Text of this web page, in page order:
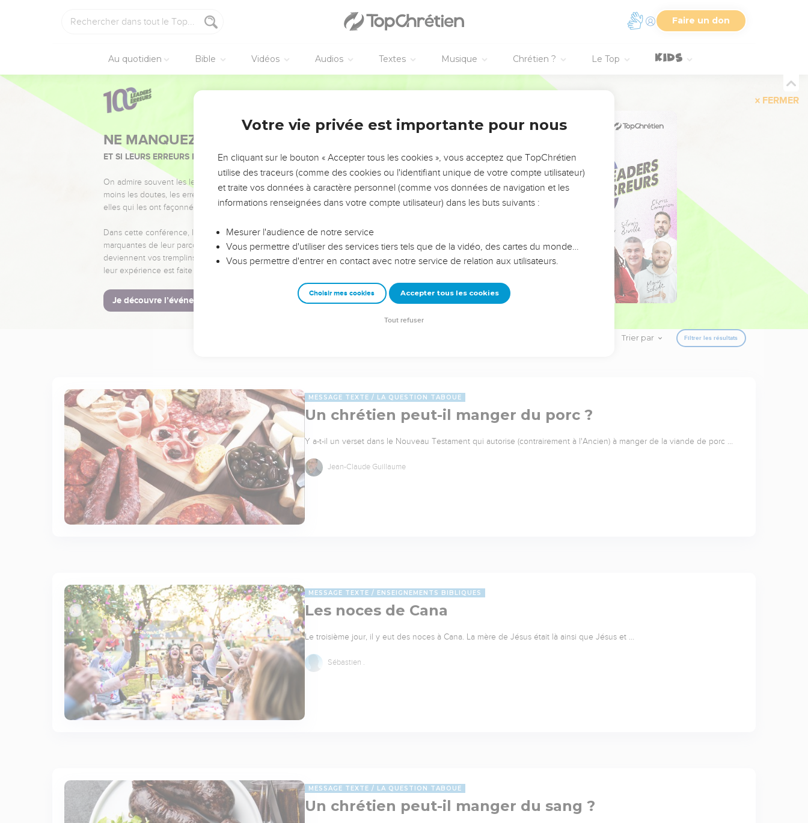
Faire un don
Au quotidien Bible Vidéos Audios Textes Musique Chrétien ? Le Top
FERMER
NE MANQUEZ PAS L’ÉVÉNEMENT DE L’ANNÉE !
ET SI LEURS ERREURS POUVAIENT VOUS ÉVITER LES VOTRES ?
On admire souvent les leaders pour leurs réussites, leur impact, leur foi ou leur vision. Mais on voit
moins les doutes, les erreurs et les saisons difficiles qu'ils ont traversés, alors même que ce sont
elles qui les ont façonnés.
Dans cette conférence, leaders, entrepreneurs, et responsables reviennent sur les erreurs
marquantes de leur parcours et les clés pour avancer avec plus de sagesse afin que leurs erreurs
deviennent vos tremplins. Que vous guidiez un ministère, une équipe, un groupe ou une famille,
leur expérience est faite pour vous.
Je découvre l’événement
Trier par Filtrer les résultats
MESSAGE TEXTE LA QUESTION TABOUE
Un chrétien peut-il manger du porc ?
Y a-t-il un verset dans le Nouveau Testament qui autorise (contrairement à l'Ancien) à manger de la viande de porc …
Jean-Claude Guillaume
MESSAGE TEXTE ENSEIGNEMENTS BIBLIQUES
Les noces de Cana
Le troisième jour, il y eut des noces à Cana. La mère de Jésus était là ainsi que Jésus et …
Sébastien .
MESSAGE TEXTE LA QUESTION TABOUE
Un chrétien peut-il manger du sang ?
Votre vie privée est importante pour nous
En cliquant sur le bouton « Accepter tous les cookies », vous acceptez que TopChrétien
utilise des traceurs (comme des cookies ou l'identifiant unique de votre compte utilisateur)
et traite vos données à caractère personnel (comme vos données de navigation et les
informations renseignées dans votre compte utilisateur) dans les buts suivants :
Mesurer l'audience de notre service
Vous permettre d'utiliser des services tiers tels que de la vidéo, des cartes du monde…
Vous permettre d'entrer en contact avec notre service de relation aux utilisateurs.
Choisir mes cookies Accepter tous les cookies
Tout refuser